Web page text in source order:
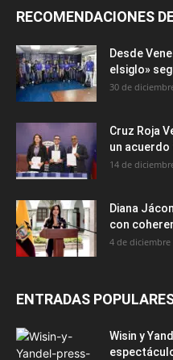
RECOMENDACIONES
Desde
elsiglo»
30 de
Cruz Roja
un
14 de
Diana
con
4 de diciembre
ENTRADAS
Wisin y